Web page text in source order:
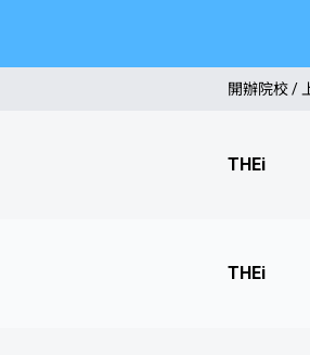
開辦院校 /
THEi
THEi